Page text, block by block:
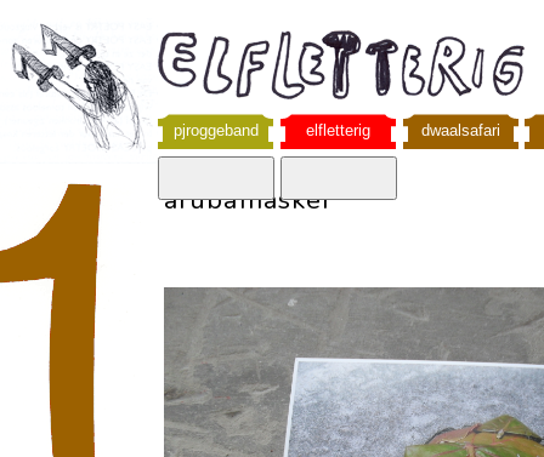
pjroggeband elfletterig dwaalsafari
arubamasker